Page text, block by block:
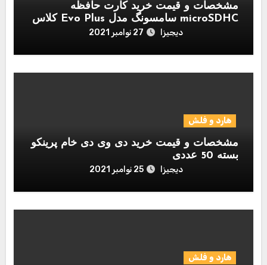
مشخصات و قیمت خرید کارت حافظه
microSDHC سامسونگ مدل Evo Plus کلاس
دیجیزا 27 نوامبر 2021
هارد و فلش
مشخصات و قیمت خرید دی وی دی خام پرینکو
بسته 50 عددی
دیجیزا 25 نوامبر 2021
هارد و فلش